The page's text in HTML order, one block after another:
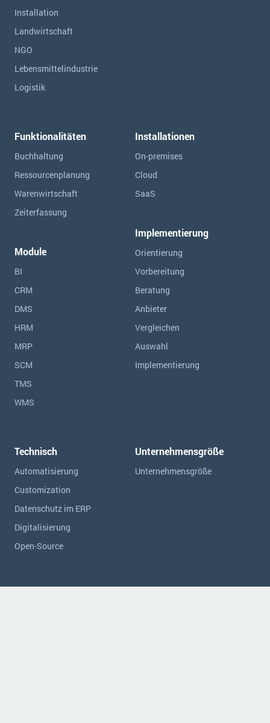
Installation
Landwirtschaft
NGO
Lebensmittelindustrie
Logistik
Funktionalitäten
Buchhaltung
Ressourcen­planung
Warenwirtschaft
Zeiterfassung
Module
BI
CRM
DMS
HRM
MRP
SCM
TMS
WMS
Installationen
On-premises
Cloud
SaaS
Implementierung
Orientierung
Vorbereitung
Beratung
Anbieter
Vergleichen
Auswahl
Implementierung
Technisch
Automatisierung
Customization
Datenschutz im ERP
Digitalisierung
Open-Source
Unternehmensgröße
Unternehmensgröße